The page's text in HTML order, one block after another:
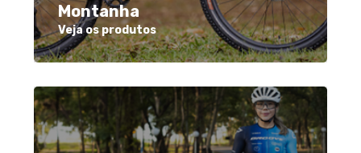
Montanha
Veja os produtos